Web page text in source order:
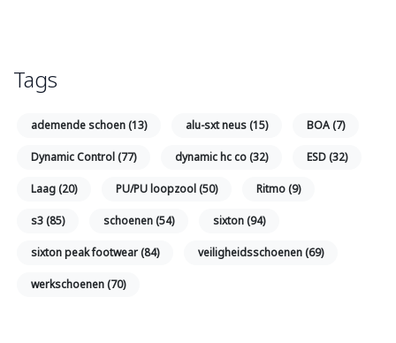
Tags
ademende schoen(13) alu-sxt neus(15) BOA(7)
Dynamic Control(77) dynamic hc co(32) ESD(32)
Laag(20) PU/PU loopzool(50) Ritmo(9)
s3(85) schoenen(54) sixton(94)
sixton peak footwear(84) veiligheidsschoenen(69)
werkschoenen(70)